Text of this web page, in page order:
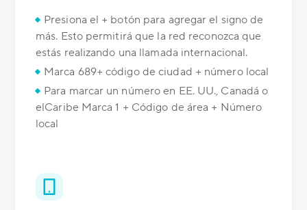
Presiona el + botón para agregar el signo de
más. Esto permitirá que la red reconozca que
estás realizando una llamada internacional.
Marca 689+ código de ciudad + número local
Para marcar un número en EE. UU., Canadá o
elCaribe Marca 1 + Código de área + Número
local